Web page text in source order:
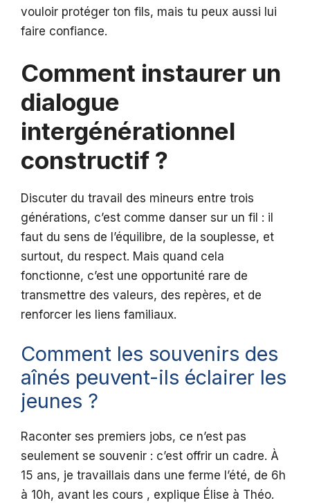
vouloir protéger ton fils, mais tu peux aussi lui
faire confiance.
Comment instaurer un
dialogue
intergénérationnel
constructif ?
Discuter du travail des mineurs entre trois
générations, c’est comme danser sur un fil : il
faut du sens de l’équilibre, de la souplesse, et
surtout, du respect. Mais quand cela
fonctionne, c’est une opportunité rare de
transmettre des valeurs, des repères, et de
renforcer les liens familiaux.
Comment les souvenirs des
aînés peuvent-ils éclairer les
jeunes ?
Raconter ses premiers jobs, ce n’est pas
seulement se souvenir : c’est offrir un cadre. À
15 ans, je travaillais dans une ferme l’été, de 6h
à 10h, avant les cours , explique Élise à Théo.